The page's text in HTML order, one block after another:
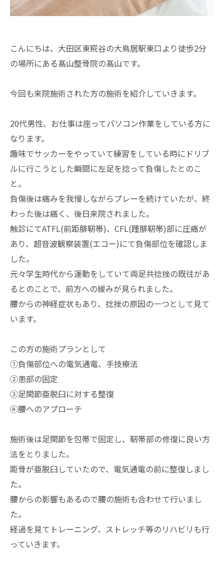
こんにちは、大田区東糀谷の大鳥居駅東口より徒歩2分
の場所にある髙山整骨院の髙山です。
今回も来院施術された方の施術を紹介していきます。
20代男性、お仕事は座ってパソコン作業をしている方に
なります。
趣味でサッカーをやっていて練習をしている時にドリブ
ルに行こうとした瞬間に左足を捻って負傷したとのこ
と。
負傷後は痛みを我慢しながらプレーを続けていたが、終
わった後は痛く、後日来院されました。
触診にてATFL(前距腓靭帯)、CFL(踵腓靭帯)部に圧痛が
あり、超音波観察装置(エコー)にて負傷部位を確認しま
した。
元々学生時代から運動をしていて両足共捻挫の既往があ
るとのことで、前方への緩みが見られました。
腰からの神経症状もあり、捻挫の原因の一つとして見て
います。
この方の施術プランとして
①負傷部位への電気通電、手技療法
②患部の固定
③足関節亜脱臼に対する整復
④腰へのアプローチ
施術後は足関節を包帯で固定し、靭帯部の修復に良い方
法をとりました。
距骨が亜脱臼していたので、電気通電の前に整復しまし
た。
腰からの影響もあるので腰の施術も合わせて行いまし
た。
経過を見てトレーニング、ストレッチ等のリハビリも行
っていきます。